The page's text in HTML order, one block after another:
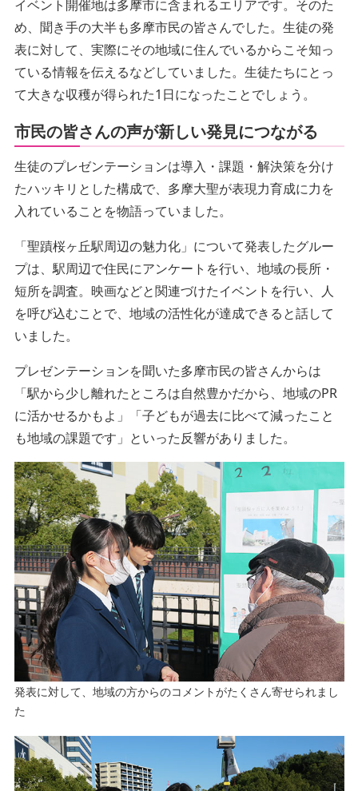
イベント開催地は多摩市に含まれるエリアです。そのた
め、聞き手の大半も多摩市民の皆さんでした。生徒の発
表に対して、実際にその地域に住んでいるからこそ知っ
ている情報を伝えるなどしていました。生徒たちにとっ
て大きな収穫が得られた1日になったことでしょう。
市民の皆さんの声が新しい発見につながる
生徒のプレゼンテーションは導入・課題・解決策を分け
たハッキリとした構成で、多摩大聖が表現力育成に力を
入れていることを物語っていました。
「聖蹟桜ヶ丘駅周辺の魅力化」について発表したグルー
プは、駅周辺で住民にアンケートを行い、地域の長所・
短所を調査。映画などと関連づけたイベントを行い、人
を呼び込むことで、地域の活性化が達成できると話して
いました。
プレゼンテーションを聞いた多摩市民の皆さんからは
「駅から少し離れたところは自然豊かだから、地域のPR
に活かせるかもよ」「子どもが過去に比べて減ったこと
も地域の課題です」といった反響がありました。
発表に対して、地域の方からのコメントがたくさん寄せられまし
た